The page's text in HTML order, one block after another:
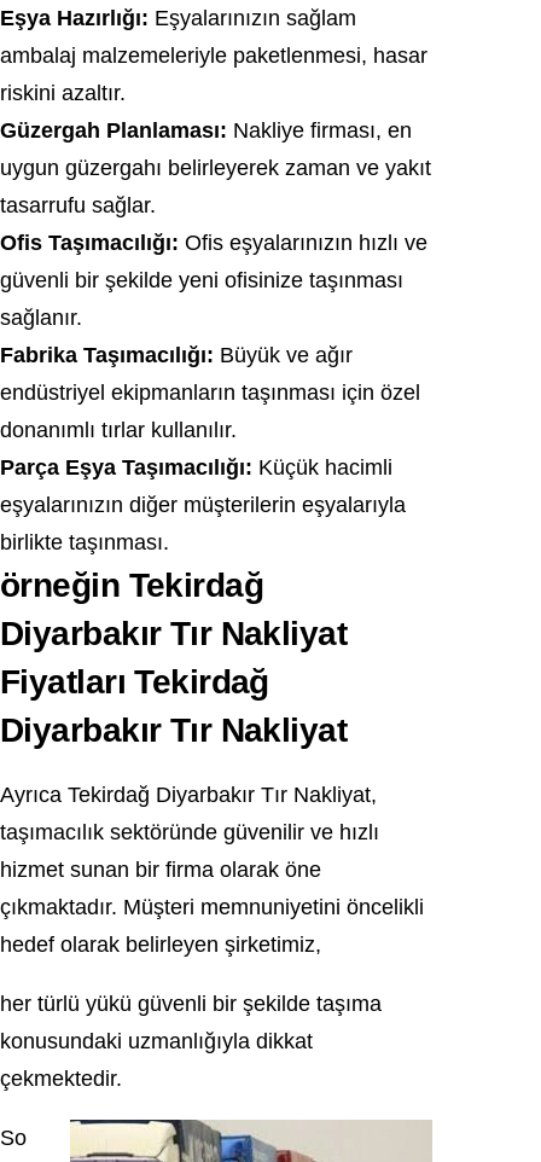
Eşya Hazırlığı: Eşyalarınızın sağlam
ambalaj malzemeleriyle paketlenmesi, hasar
riskini azaltır.
Güzergah Planlaması: Nakliye firması, en
uygun güzergahı belirleyerek zaman ve yakıt
tasarrufu sağlar.
Ofis Taşımacılığı: Ofis eşyalarınızın hızlı ve
güvenli bir şekilde yeni ofisinize taşınması
sağlanır.
Fabrika Taşımacılığı: Büyük ve ağır
endüstriyel ekipmanların taşınması için özel
donanımlı tırlar kullanılır.
Parça Eşya Taşımacılığı: Küçük hacimli
eşyalarınızın diğer müşterilerin eşyalarıyla
birlikte taşınması.
örneğin Tekirdağ
Diyarbakır Tır Nakliyat
Fiyatları Tekirdağ
Diyarbakır Tır Nakliyat
Ayrıca Tekirdağ Diyarbakır Tır Nakliyat,
taşımacılık sektöründe güvenilir ve hızlı
hizmet sunan bir firma olarak öne
çıkmaktadır. Müşteri memnuniyetini öncelikli
hedef olarak belirleyen şirketimiz,
her türlü yükü güvenli bir şekilde taşıma
konusundaki uzmanlığıyla dikkat
çekmektedir.
So